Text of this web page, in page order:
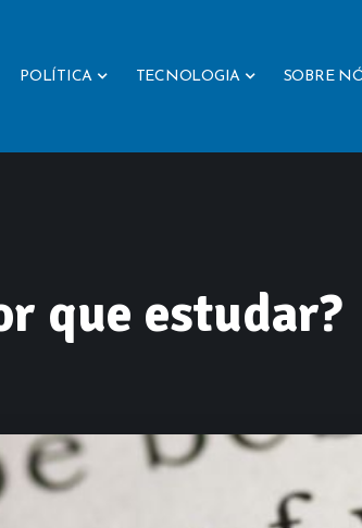
POLÍTICA TECNOLOGIA SOBRE
que estudar?